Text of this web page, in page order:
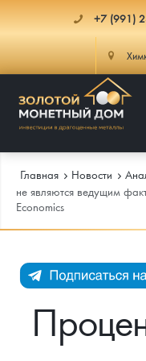
+7 (991)
Каталог
Каталог Монет
Монеты Россия и СССР
Памятные и старинные
Инфо
Подлинность монет
Услуги
Главная Новости
не являются ведущим
Economics